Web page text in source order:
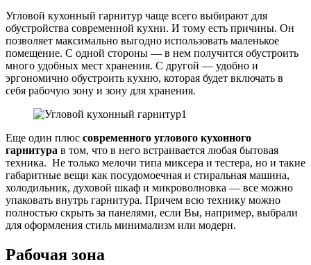
Угловой кухонный гарнитур чаще всего выбирают для
обустройства современной кухни. И тому есть причины. Он
позволяет максимально выгодно использовать маленькое
помещение. С одной стороны — в нем получится обустроить
много удобных мест хранения. С другой — удобно и
эргономично обустроить кухню, которая будет включать в
себя рабочую зону и зону для хранения.
Еще один плюс современного углового кухонного
гарнитура в том, что в него встраивается любая бытовая
техника. Не только мелочи типа миксера и тестера, но и такие
габаритные вещи как посудомоечная и стиральная машина,
холодильник, духовой шкаф и микроволновка — все можно
упаковать внутрь гарнитура. Причем всю технику можно
полностью скрыть за панелями, если Вы, например, выбрали
для оформления стиль минимализм или модерн.
Рабочая зона